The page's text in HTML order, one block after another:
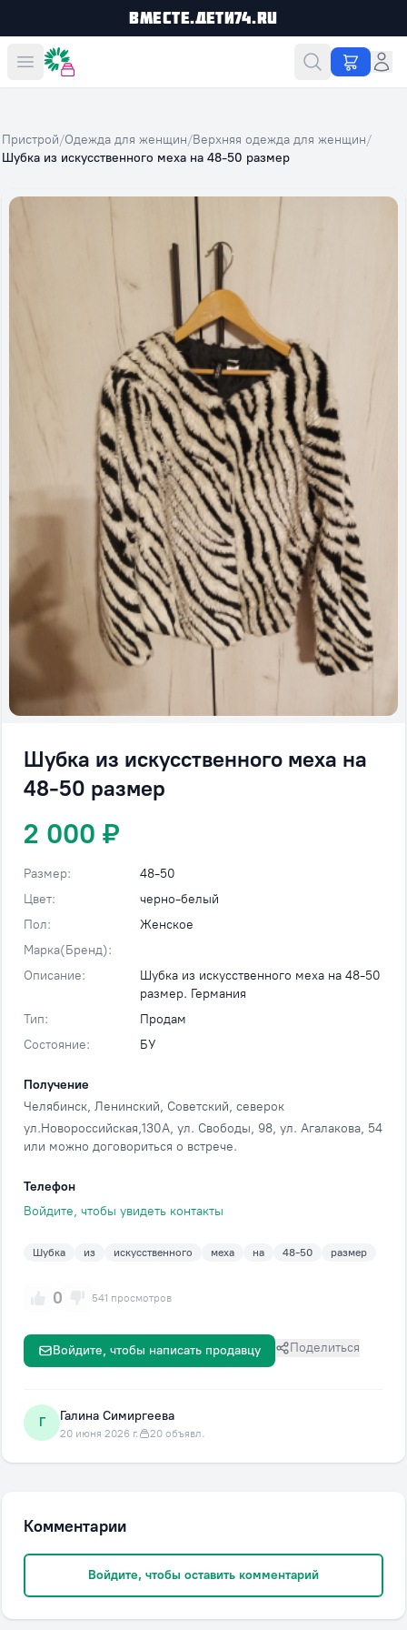
Вместе.Дети74.ru
Вместе дешевле
Пристрой/Одежда для женщин/Верхняя одежда для женщин/
Шубка из искусственного меха на 48-50 размер
Шубка из искусственного меха на
48-50 размер
2 000 ₽
Размер:
48-50
Цвет:
черно-белый
Пол:
Женское
Марка(Бренд):
Описание:
Шубка из искусственного меха на 48-50
размер. Германия
Тип:
Продам
Состояние:
БУ
Получение
Челябинск, Ленинский, Советский, северок
ул.Новороссийская,130А, ул. Свободы, 98, ул. Агалакова, 54
или можно договориться о встрече.
Телефон
Войдите, чтобы увидеть контакты
Шубка из искусственного меха на 48-50 размер
0 541 просмотров
Поделиться
Войдите, чтобы написать продавцу
Г Галина Симиргеева
20 июня 2026 г. 20 объявл.
Комментарии
Войдите, чтобы оставить комментарий